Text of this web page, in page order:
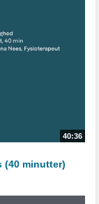
40:36
(40 minutter)